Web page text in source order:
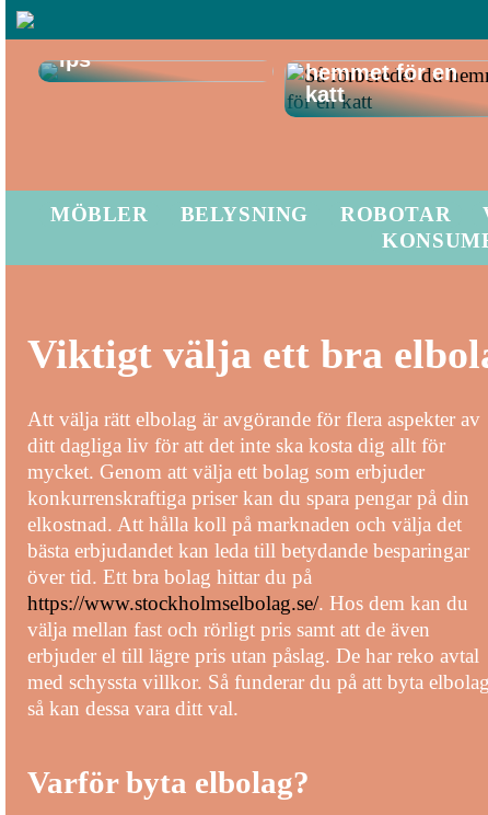
källarrenoveringst
ips
hemmet för en
katt
MÖBLER BELYSNING ROBOTAR
Viktigt välja ett bra
Att välja rätt elbolag är avgörande för flera aspekter av
ditt dagliga liv för att det inte ska kosta dig allt för
mycket. Genom att välja ett bolag som erbjuder
konkurrenskraftiga priser kan du spara pengar på din
elkostnad. Att hålla koll på marknaden och välja det
bästa erbjudandet kan leda till betydande besparingar
över tid. Ett bra bolag hittar du på
https://www.stockholmselbolag.se/. Hos dem kan du
välja mellan fast och rörligt pris samt att de även
erbjuder el till lägre pris utan påslag. De har reko avtal
med schyssta villkor. Så funderar du på att byta elbolag
så kan dessa vara ditt val.
Varför byta elbolag?